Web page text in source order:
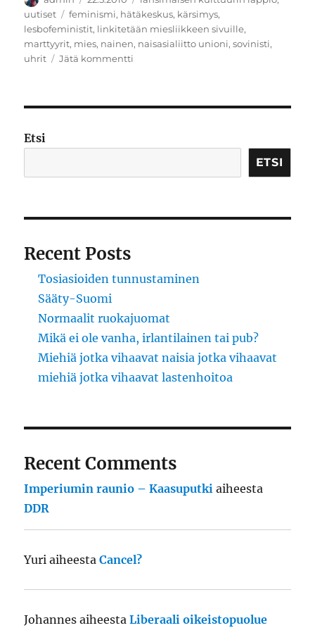
uutiset
Avainsanat
feminismi, hätäkeskus, kärsimys,
lesbofeministit, linkitetään miesliikkeen sivuille,
marttyyrit, mies, nainen, naisasialiitto unioni,sovinisti,
uhrit
Jätä kommentti
Etsi
ETSI
Recent Posts
Tosiasioiden tunnustaminen
Sääty-Suomi
Normaalit ruokajuomat
Mikä ei ole vanha, irlantilainen tai pub?
Miehiä jotka vihaavat naisia jotka vihaavat
miehiä jotka vihaavat lastenhoitoa
Recent Comments
Imperiumin raunio – Kaasuputki aiheesta
DDR
Yuri aiheestaCancel?
Johannes aiheestaLiberaali oikeistopuolue